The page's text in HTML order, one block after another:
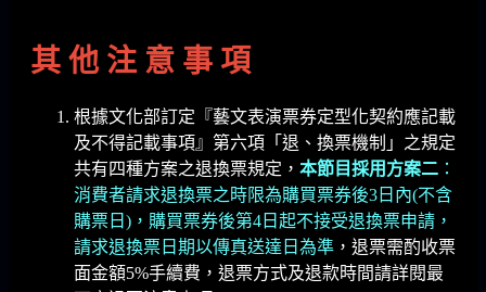
其 他 注 意 事 項
根據文化部訂定『藝文表演票券定型化契約應記載
及不得記載事項』第六項「退、換票機制」之規定
共有四種方案之退換票規定， 本節目採用方案二 ：
消費者請求退換票之時限為購買票券後3日內(不含
購票日)，購買票券後第4日起不接受退換票申請，
請求退換票日期以傳真送達日為準 ，退票需酌收票
面金額5%手續費，退票方式及退款時間請詳閱最